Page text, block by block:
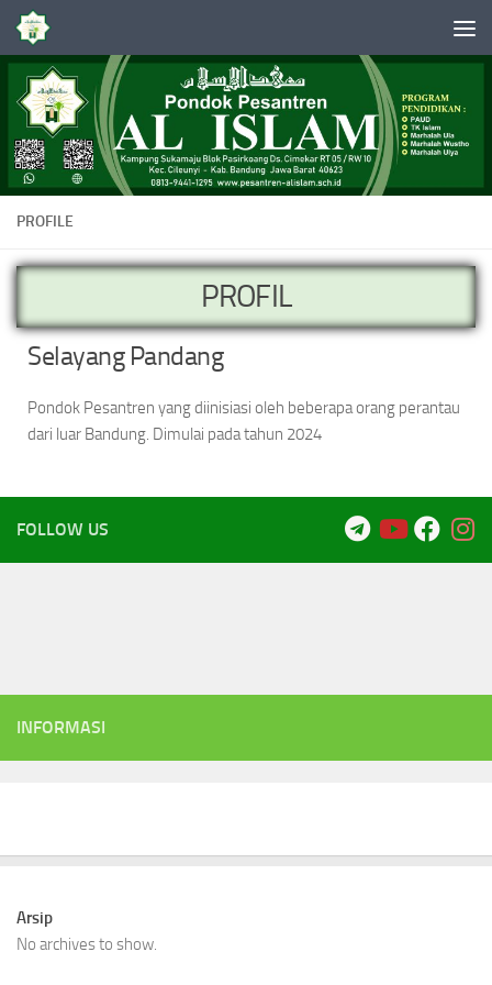
Skip to content
PROFILE
PROFIL
Selayang Pandang
Pondok Pesantren yang diinisiasi oleh beberapa orang perantau
dari luar Bandung. Dimulai pada tahun 2024
FOLLOW US
INFORMASI
Arsip
No archives to show.